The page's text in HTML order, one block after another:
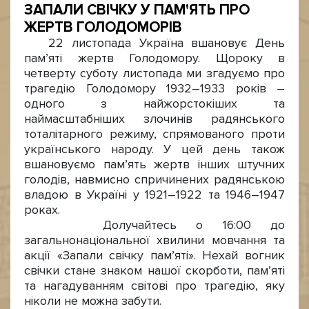
ЗАПАЛИ СВІЧКУ У ПАМ'ЯТЬ ПРО
ЖЕРТВ ГОЛОДОМОРІВ
22 листопада Україна вшановує День
пам’яті жертв Голодомору. Щороку в
четверту суботу листопада ми згадуємо про
трагедію Голодомору 1932–1933 років –
одного з найжорстокіших та
наймасштабніших злочинів радянського
тоталітарного режиму, спрямованого проти
українського народу. У цей день також
вшановуємо пам’ять жертв інших штучних
голодів, навмисно спричинених радянською
владою в Україні у 1921–1922 та 1946–1947
роках.
Долучайтесь о 16:00 до
загальнонаціональної хвилини мовчання та
акції «Запали свічку пам’яті». Нехай вогник
свічки стане знаком нашої скорботи, пам’яті
та нагадуванням світові про трагедію, яку
ніколи не можна забути.